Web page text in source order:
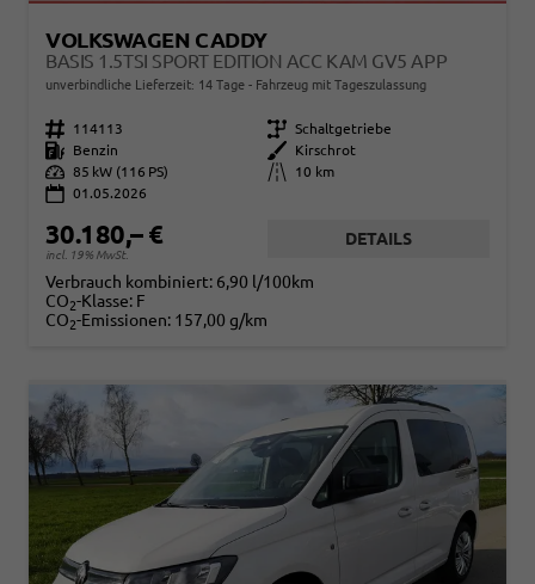
VOLKSWAGEN CADDY
BASIS 1.5TSI SPORT EDITION ACC KAM GV5 APP
unverbindliche Lieferzeit: 14 Tage Fahrzeug mit Tageszulassung
Fahrzeugnr. 114113 Getriebe Schaltgetriebe
Kraftstoff
Benzin Außenfarbe
Kirschrot
Leistung 85 kW (116 PS) Kilometerstand
10 km
01.05.2026
30.180,– €
incl. 19% MwSt.
DETAILS
Verbrauch kombiniert: 6,90 l/100km
CO2-Klasse: F
CO2-Emissionen: 157,00 g/km